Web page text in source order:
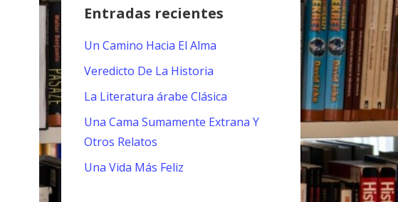
Entradas recientes
Un Camino Hacia El Alma
Veredicto De La Historia
La Literatura árabe Clásica
Una Cama Sumamente Extrana Y
Otros Relatos
Una Vida Más Feliz